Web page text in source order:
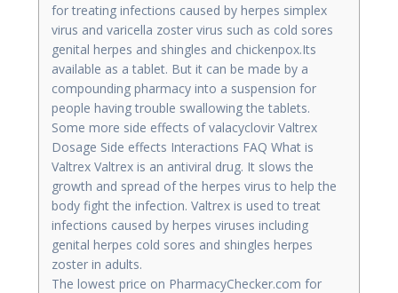
for treating infections caused by herpes simplex
virus and varicella zoster virus such as cold sores
genital herpes and shingles and chickenpox.Its
available as a tablet. But it can be made by a
compounding pharmacy into a suspension for
people having trouble swallowing the tablets.
Some more side effects of valacyclovir Valtrex
Dosage Side effects Interactions FAQ What is
Valtrex Valtrex is an antiviral drug. It slows the
growth and spread of the herpes virus to help the
body fight the infection. Valtrex is used to treat
infections caused by herpes viruses including
genital herpes cold sores and shingles herpes
zoster in adults.
The lowest price on PharmacyChecker.com for